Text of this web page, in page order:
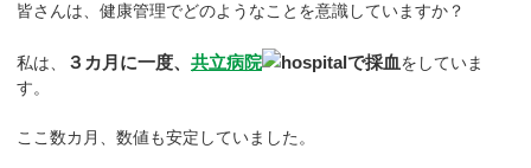
皆さんは、健康管理でどのようなことを意識していますか？
私は、 ３カ月に一度、 共立病院 で採血をしていま
す。
ここ数カ月、数値も安定していました。